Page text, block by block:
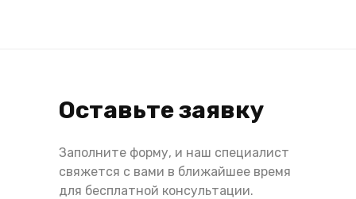
Оставьте заявку
Заполните форму, и наш специалист
свяжется с вами в ближайшее время
для бесплатной консультации.